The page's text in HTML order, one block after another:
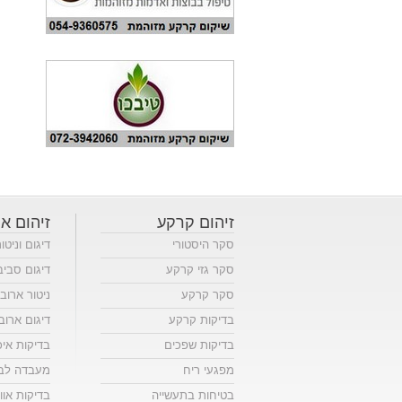
זיהום קרקע
סקר היסטורי
סקר גזי קרקע
סקר קרקע
בדיקות קרקע
בדיקות שפכים
מפגעי ריח
בטיחות בתעשייה
זיהום
דיגום
דיגום
ניטור
דיגום
בדיקות
מעבדה
בדיקות